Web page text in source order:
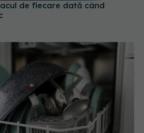
de fiecare dată când